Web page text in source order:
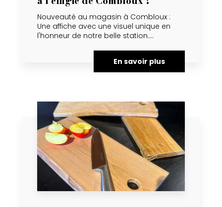
Nouveauté au magasin à Combloux :
Une affiche avec une visuel unique en
l'honneur de notre belle station....
En savoir plus